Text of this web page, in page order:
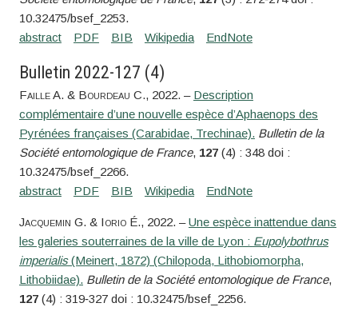
10.32475/bsef_2253.
Bulletin 2022-127 (4)
FailleA. & Bourdeau C., 2022. – Description
complémentaire d’une nouvelle espèce d’Aphaenops des
Pyrénées françaises (Carabidae, Trechinae). Bulletin de la
Société entomologique de France, 127(4) : 348 doi :
10.32475/bsef_2266.
Jacquemin G. & IorioÉ., 2022. –Une espèce inattendue dans
les galeries souterraines de la ville de Lyon : Eupolybothrus
imperialis(Meinert, 1872) (Chilopoda, Lithobiomorpha,
Lithobiidae). Bulletin de la Société entomologique de France,
127(4) : 319‑327 doi : 10.32475/bsef_2256.